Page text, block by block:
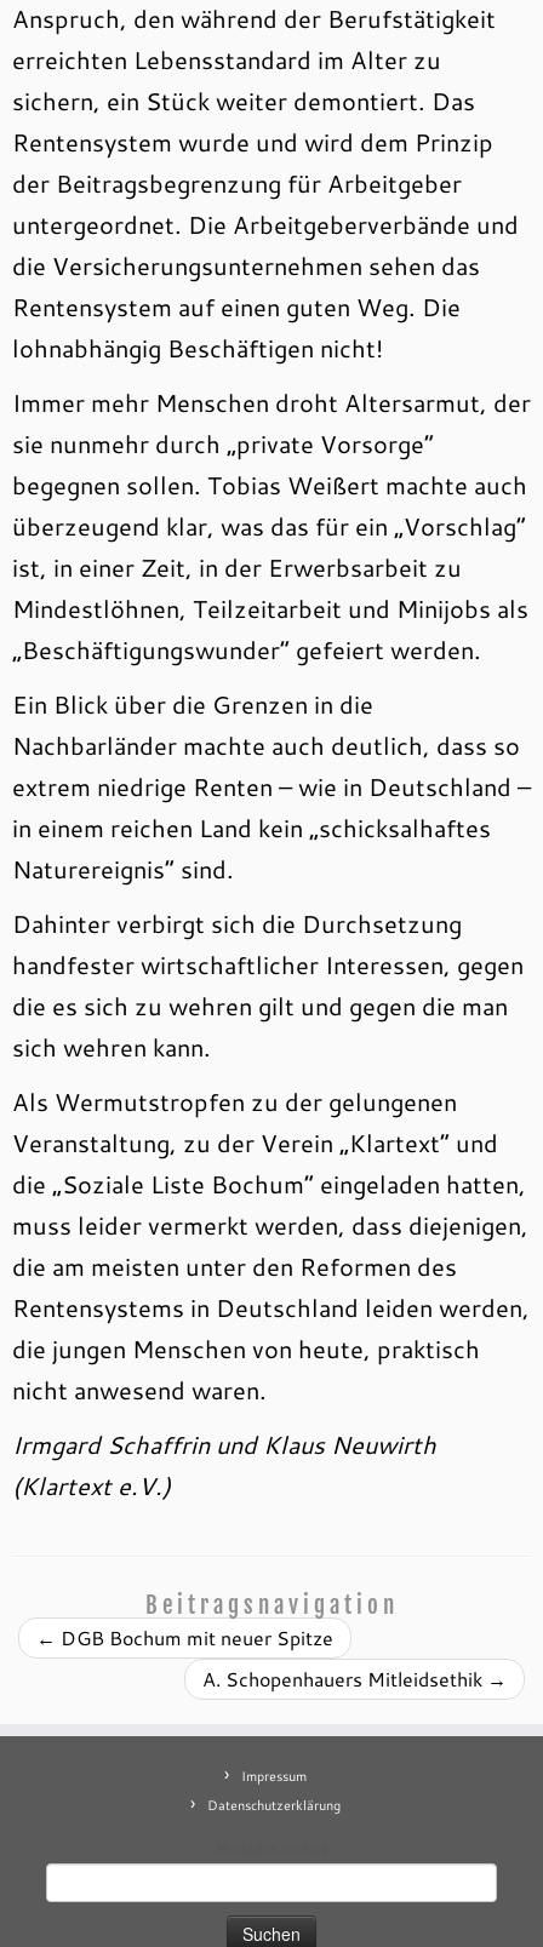
Anspruch, den während der Berufstätigkeit
erreichten Lebensstandard im Alter zu
sichern, ein Stück weiter demontiert. Das
Rentensystem wurde und wird dem Prinzip
der Beitragsbegrenzung für Arbeitgeber
untergeordnet. Die Arbeitgeberverbände und
die Versicherungsunternehmen sehen das
Rentensystem auf einen guten Weg. Die
lohnabhängig Beschäftigen nicht!
Immer mehr Menschen droht Altersarmut, der
sie nunmehr durch „private Vorsorge“
begegnen sollen. Tobias Weißert machte auch
überzeugend klar, was das für ein „Vorschlag“
ist, in einer Zeit, in der Erwerbsarbeit zu
Mindestlöhnen, Teilzeitarbeit und Minijobs als
„Beschäftigungswunder“ gefeiert werden.
Ein Blick über die Grenzen in die
Nachbarländer machte auch deutlich, dass so
extrem niedrige Renten – wie in Deutschland –
in einem reichen Land kein „schicksalhaftes
Naturereignis“ sind.
Dahinter verbirgt sich die Durchsetzung
handfester wirtschaftlicher Interessen, gegen
die es sich zu wehren gilt und gegen die man
sich wehren kann.
Als Wermutstropfen zu der gelungenen
Veranstaltung, zu der Verein „Klartext“ und
die „Soziale Liste Bochum“ eingeladen hatten,
muss leider vermerkt werden, dass diejenigen,
die am meisten unter den Reformen des
Rentensystems in Deutschland leiden werden,
die jungen Menschen von heute, praktisch
nicht anwesend waren.
Irmgard Schaffrin und Klaus Neuwirth
(Klartext e.V.)
Beitragsnavigation
← DGB Bochum mit neuer Spitze
A. Schopenhauers Mitleidsethik →
Impressum
Datenschutzerklärung